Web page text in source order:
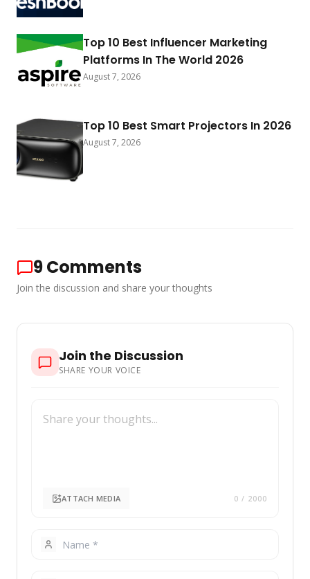
Top 10 Best Influencer Marketing
Platforms In The World 2026
August 7, 2026
Top 10 Best Smart Projectors In 2026
August 7, 2026
9Comments
Join the discussion and share your thoughts
Join the Discussion
SHARE YOUR VOICE
ATTACH MEDIA 0 / 2000